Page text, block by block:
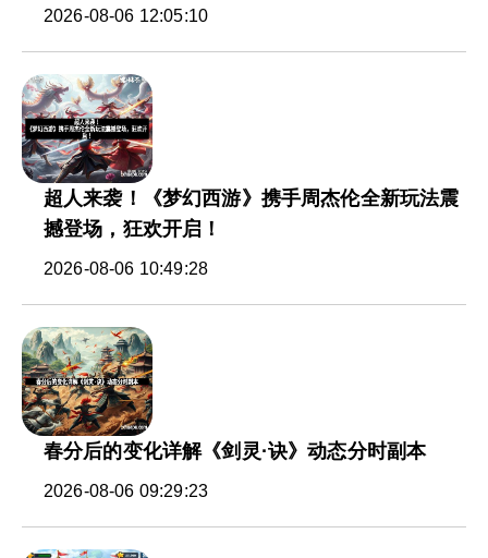
2026-08-06 12:05:10
超人来袭！《梦幻西游》携手周杰伦全新玩法震
撼登场，狂欢开启！
2026-08-06 10:49:28
春分后的变化详解《剑灵·诀》动态分时副本
2026-08-06 09:29:23